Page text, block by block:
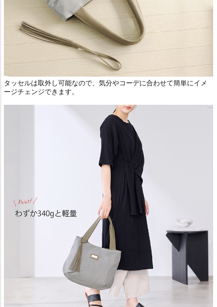
タッセルは取外し可能なので、気分やコーデに合わせて簡単にイメ
ージチェンジできます。